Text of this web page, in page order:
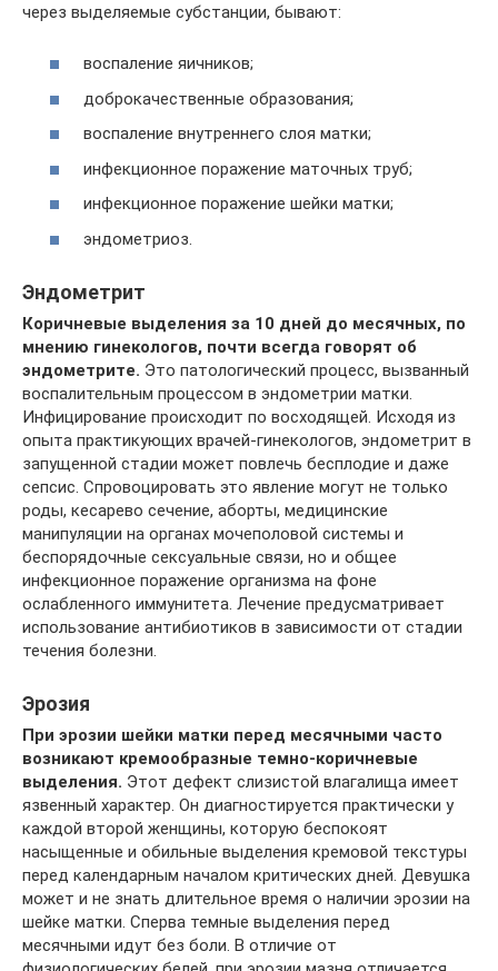
через выделяемые субстанции, бывают:
воспаление яичников;
доброкачественные образования;
воспаление внутреннего слоя матки;
инфекционное поражение маточных труб;
инфекционное поражение шейки матки;
эндометриоз.
Эндометрит
Коричневые выделения за 10 дней до месячных, по
мнению гинекологов, почти всегда говорят об
эндометрите. Это патологический процесс, вызванный
воспалительным процессом в эндометрии матки.
Инфицирование происходит по восходящей. Исходя из
опыта практикующих врачей-гинекологов, эндометрит в
запущенной стадии может повлечь бесплодие и даже
сепсис. Спровоцировать это явление могут не только
роды, кесарево сечение, аборты, медицинские
манипуляции на органах мочеполовой системы и
беспорядочные сексуальные связи, но и общее
инфекционное поражение организма на фоне
ослабленного иммунитета. Лечение предусматривает
использование антибиотиков в зависимости от стадии
течения болезни.
Эрозия
При эрозии шейки матки перед месячными часто
возникают кремообразные темно-коричневые
выделения. Этот дефект слизистой влагалища имеет
язвенный характер. Он диагностируется практически у
каждой второй женщины, которую беспокоят
насыщенные и обильные выделения кремовой текстуры
перед календарным началом критических дней. Девушка
может и не знать длительное время о наличии эрозии на
шейке матки. Сперва темные выделения перед
месячными идут без боли. В отличие от